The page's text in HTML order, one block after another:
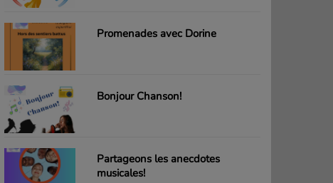
Promenades avec Dorine
Bonjour Chanson!
Partageons les anecdotes
musicales!